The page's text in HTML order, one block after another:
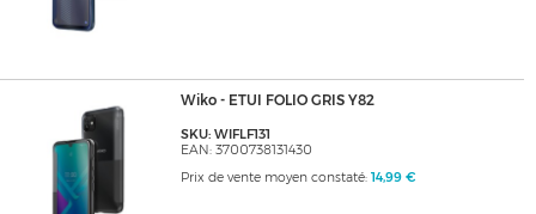
Wiko - ETUI FOLIO GRIS Y82
SKU: WIFLF131
EAN: 3700738131430
Prix de vente moyen constaté: 14,99 €